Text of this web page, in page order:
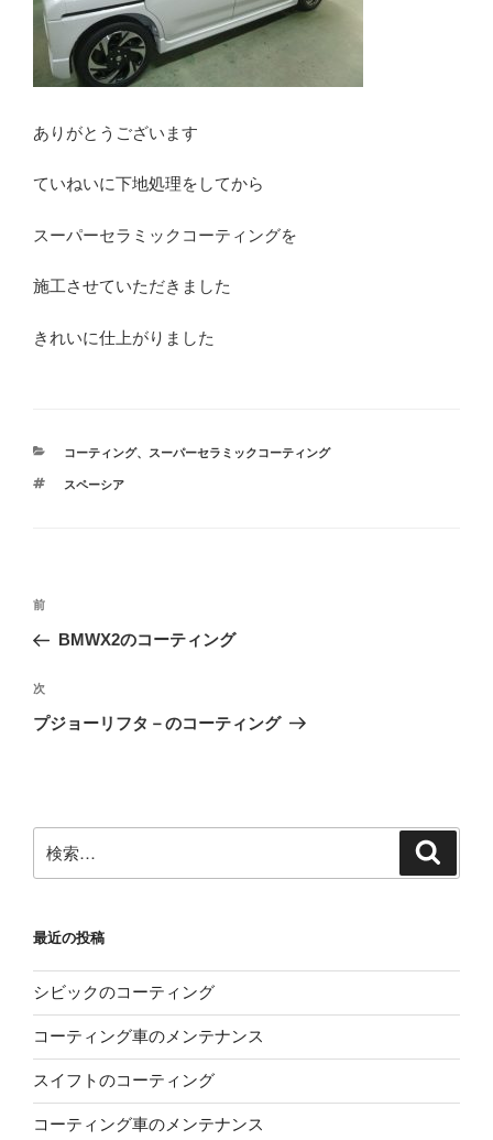
ありがとうございます
ていねいに下地処理をしてから
スーパーセラミックコーティングを
施工させていただきました
きれいに仕上がりました
カ
ゴ
コーティング、 スーパーセラミックコーティング
タ
スペーシア
投
ナ
ビ
ゲ
ン
前
の
稿
前
BMWX2のコーティング
次
の
次
プジョーリフタ－のコーティング
索:
最近の投稿
シビックのコーティング
コーティング車のメンテナンス
スイフトのコーティング
コーティング車のメンテナンス